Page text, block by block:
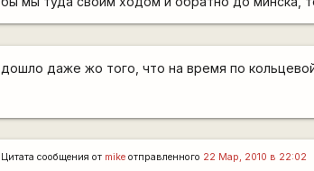
дошло даже жо того, что на время по
Цитата сообщения от mike отправленного 22 Мар, 2010 в 22:02